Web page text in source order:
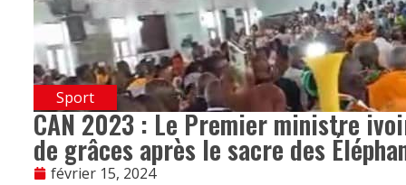
Sport
CAN 2023 : Le Premier ministre
de grâces après le sacre des
février 15, 2024